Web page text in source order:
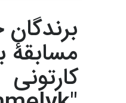
مسابقۀ
کارتونی